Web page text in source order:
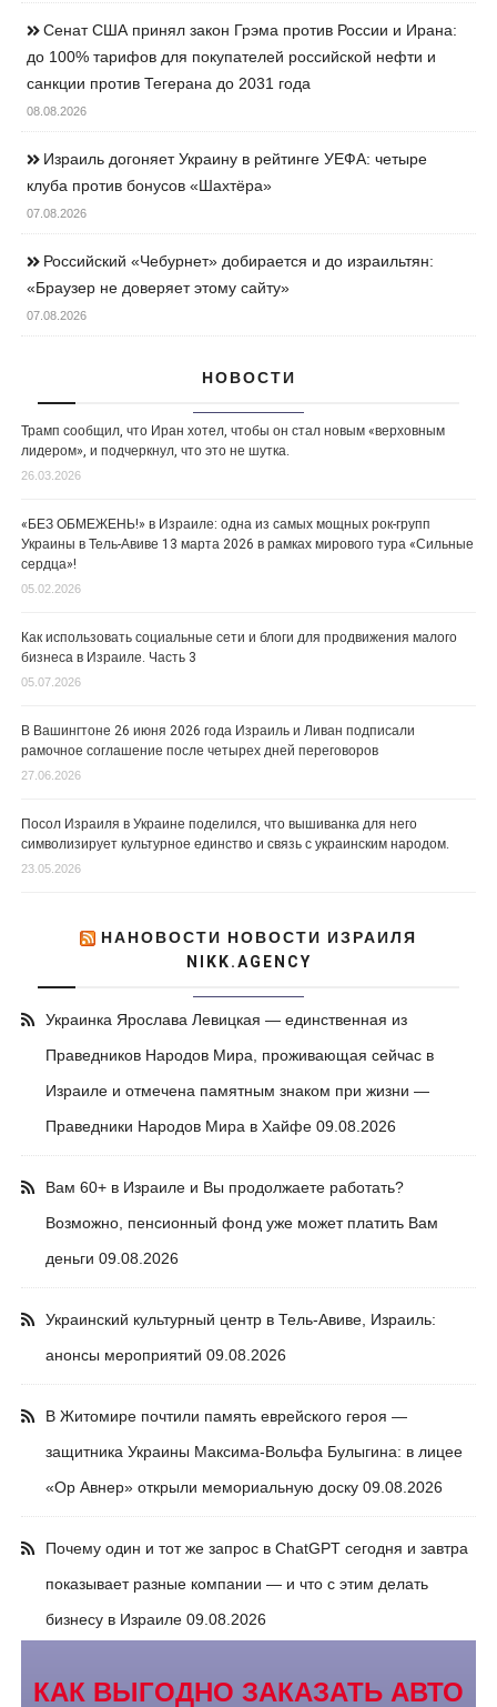
Сенат США принял закон Грэма против России и Ирана:
до 100% тарифов для покупателей российской нефти и
санкции против Тегерана до 2031 года
08.08.2026
Израиль догоняет Украину в рейтинге УЕФА: четыре
клуба против бонусов «Шахтёра»
07.08.2026
Российский «Чебурнет» добирается и до израильтян:
«Браузер не доверяет этому сайту»
07.08.2026
НОВОСТИ
Трамп сообщил, что Иран хотел, чтобы он стал новым «верховным
лидером», и подчеркнул, что это не шутка.
26.03.2026
«БЕЗ ОБМЕЖЕНЬ!» в Израиле: одна из самых мощных рок-групп
Украины в Тель-Авиве 13 марта 2026 в рамках мирового тура «Сильные
сердца»!
05.02.2026
Как использовать социальные сети и блоги для продвижения малого
бизнеса в Израиле. Часть 3
05.07.2026
В Вашингтоне 26 июня 2026 года Израиль и Ливан подписали
рамочное соглашение после четырех дней переговоров
27.06.2026
Посол Израиля в Украине поделился, что вышиванка для него
символизирует культурное единство и связь с украинским народом.
23.05.2026
НАНОВОСТИ НОВОСТИ ИЗРАИЛЯ
NIKK.AGENCY
Украинка Ярослава Левицкая — единственная из
Праведников Народов Мира, проживающая сейчас в
Израиле и отмечена памятным знаком при жизни —
Праведники Народов Мира в Хайфе 09.08.2026
Вам 60+ в Израиле и Вы продолжаете работать?
Возможно, пенсионный фонд уже может платить Вам
деньги 09.08.2026
Украинский культурный центр в Тель-Авиве, Израиль:
анонсы мероприятий 09.08.2026
В Житомире почтили память еврейского героя —
защитника Украины Максима-Вольфа Булыгина: в лицее
«Ор Авнер» открыли мемориальную доску 09.08.2026
Почему один и тот же запрос в ChatGPT сегодня и завтра
показывает разные компании — и что с этим делать
бизнесу в Израиле 09.08.2026
КАК ВЫГОДНО ЗАКАЗАТЬ АВТО